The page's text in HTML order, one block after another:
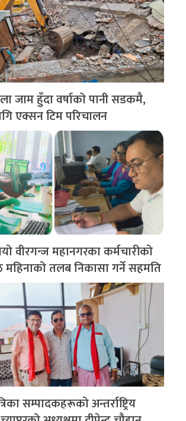
जाम हुँदा वर्षाको पानी सडकमै,
एक्सन टिम परिचालन
वीरगन्ज महानगरका कर्मचारीको
तलब निकासा गर्ने सहमति
सम्पादकहरूको अन्तर्राष्ट्रिय